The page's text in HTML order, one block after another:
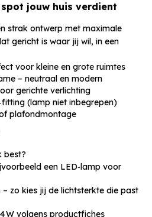
jouw huis verdient
strak ontwerp met maximale
gericht is waar jij wil, in een
voor kleine en grote ruimtes
– neutraal en modern
gerichte verlichting
(lamp niet inbegrepen)
plafondmontage
best?
een LED‑lamp voor
zo kies jij de lichtsterkte die past
W volgens productfiches